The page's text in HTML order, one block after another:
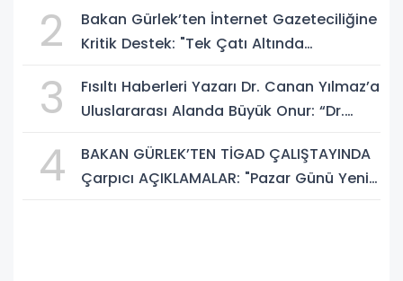
2
Bakan Gürlek’ten İnternet Gazeteciliğine
Kritik Destek: "Tek Çatı Altında
Hazırız"
3
Fısıltı Haberleri Yazarı Dr. Canan Yılmaz’a
Uluslararası Alanda Büyük Onur: “Dr.
4
BAKAN GÜRLEK’TEN TİGAD ÇALIŞTAYINDA
Çarpıcı AÇIKLAMALAR: "Pazar Günü Yeni